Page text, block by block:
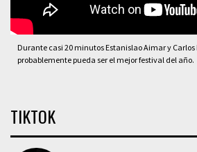
Durante casi 20 minutos Estanislao Aimar y
probablemente pueda ser el mejor festival del año.
TIKTOK